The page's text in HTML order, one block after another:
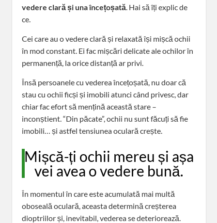
vedere clară și una încețoșată. Hai să îți explic de
ce.
Cei care au o vedere clară și relaxată își mișcă ochii
în mod constant. Ei fac mișcări delicate ale ochilor în
permanență, la orice distanță ar privi.
Însă persoanele cu vederea încețoșată, nu doar că
stau cu ochii ficși și imobili atunci când privesc, dar
chiar fac efort să mențină această stare –
inconștient. “Din păcate”, ochii nu sunt făcuți să fie
imobili… și astfel tensiunea oculară crește.
Mișcă-ți ochii mereu și așa
vei avea o vedere bună.
În momentul în care este acumulată mai multă
oboseală oculară, aceasta determină creșterea
dioptriilor și, inevitabil, vederea se deteriorează.